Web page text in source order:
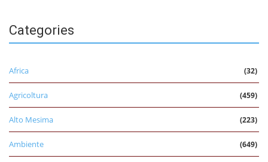
Categories
Africa (32)
Agricoltura (459)
Alto Mesima (223)
Ambiente (649)